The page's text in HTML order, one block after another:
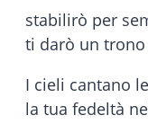
stabilirò per
ti darò un
I cieli cantano
la tua fedeltà